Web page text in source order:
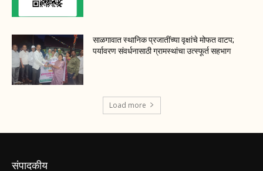
साळगावात स्थानिक प्रजातींच्या वृक्षांचे मोफत वाटप;
पर्यावरण संवर्धनासाठी ग्रामस्थांचा उत्स्फूर्त सहभाग
Load more
संपादकीय